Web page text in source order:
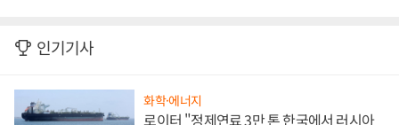
인기기사
화학·에너지
로이터 "정제연료 3만 톤 한국에서 러시아